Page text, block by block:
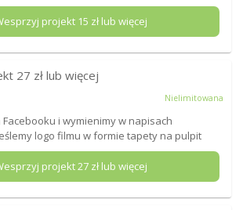
projekt 15 zł lub więcej
27 zł lub więcej
Nielimitowana
i wymienimy w napisach
logo filmu w formie tapety na pulpit
projekt27 zł lub więcej